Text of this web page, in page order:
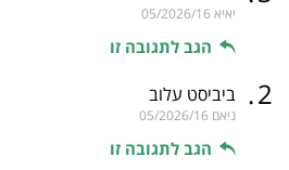
יאיא 05/2026/16
הגב לתגובה זו
2
. ביביסט עלוב
ניאם 05/2026/16
הגב לתגובה זו